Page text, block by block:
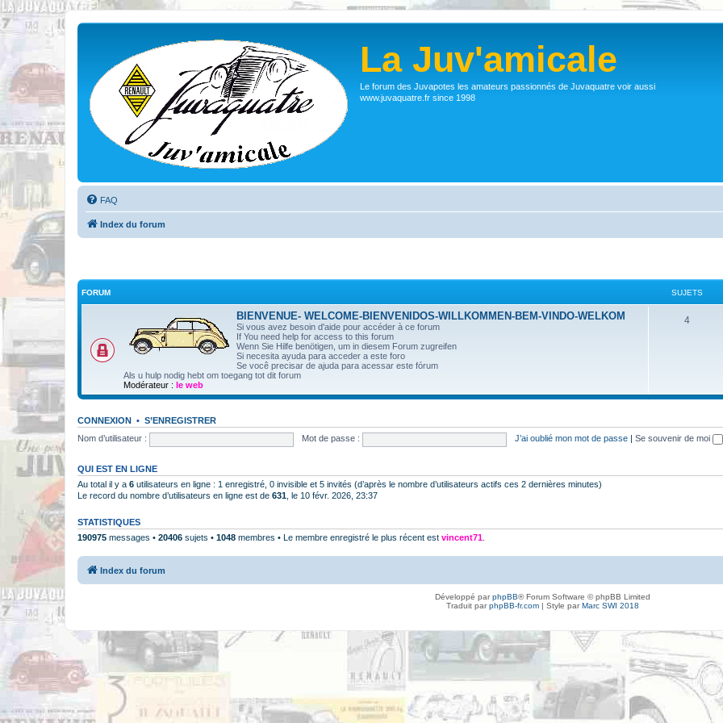
La Juv'amicale
Le forum des Juvapotes les amateurs passionnés de Juvaquatre voir aussi
www.juvaquatre.fr since 1998
FAQ
Index du forum
FORUM SUJETS
BIENVENUE- WELCOME-BIENVENIDOS-WILLKOMMEN-BEM-VINDO-WELKOM
Si vous avez besoin d'aide pour accéder à ce forum
If You need help for access to this forum
Wenn Sie Hilfe benötigen, um in diesem Forum zugreifen
Si necesita ayuda para acceder a este foro
Se você precisar de ajuda para acessar este fórum
Als u hulp nodig hebt om toegang tot dit forum
Modérateur : le web
4
CONNEXION • S’ENREGISTRER
Nom d’utilisateur :
Mot de passe : J’ai oublié mon mot de passe Se souvenir de moi
QUI EST EN LIGNE
Au total il y a 6 utilisateurs en ligne : 1 enregistré, 0 invisible et 5 invités (d’après le nombre d’utilisateurs actifs ces 2 dernières minutes)
Le record du nombre d’utilisateurs en ligne est de 631 , le 10 févr. 2026, 23:37
STATISTIQUES
190975 messages • 20406 sujets • 1048 membres • Le membre enregistré le plus récent est vincent71
Index du forum
Développé parphpBB® Forum Software © phpBB Limited
Traduit parphpBB-fr.com| Style parMarc SWI 2018